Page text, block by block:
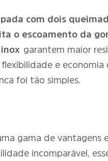
com dois
o escoamento da
garantem maior
e economia
foi tão simples.
gama de
incomparável,